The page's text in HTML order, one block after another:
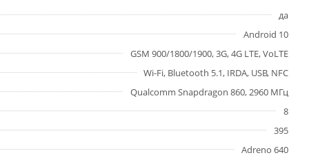
да
Android 10
GSM 900/1800/1900, 3G, 4G LTE, VoLTE
Wi-Fi, Bluetooth 5.1, IRDA, USB, NFC
Qualcomm Snapdragon 860, 2960 МГц
8
395
Adreno 640